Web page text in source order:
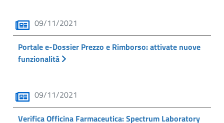
09/11/2021
Portale e-Dossier Prezzo e Rimborso: attivate nuove
funzionalità
09/11/2021
Verifica Officina Farmaceutica: Spectrum Laboratory